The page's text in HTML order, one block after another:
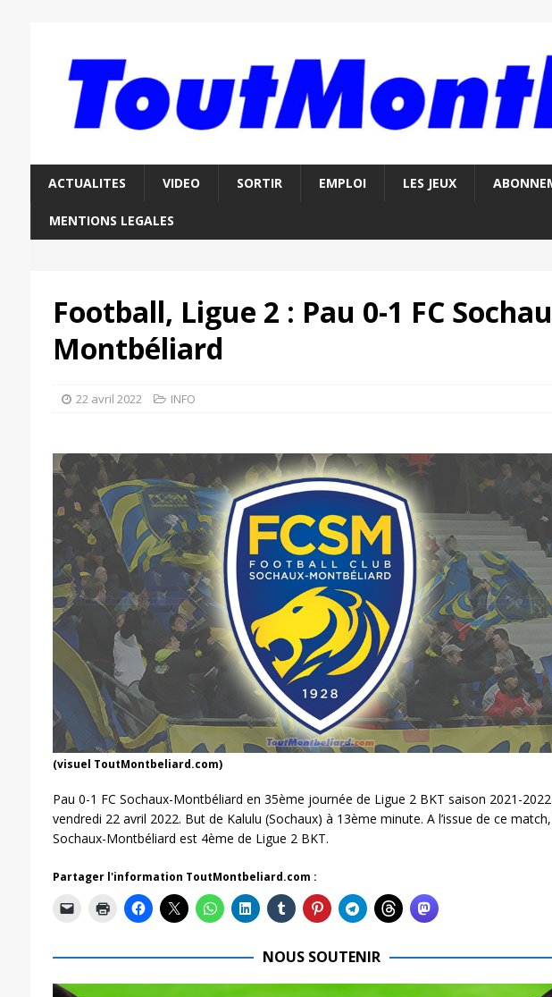
ACTUALITES VIDEO SORTIR EMPLOI LES JEUX
MENTIONS LEGALES
Football, Ligue 2 : Pau 0-1 FC
Montbéliard
22 avril 2022 INFO
(visuel ToutMontbeliard.com)
Pau 0-1 FC Sochaux-Montbéliard en 35ème journée de Ligue 2 BKT saison 2021-
vendredi 22 avril 2022. But de Kalulu (Sochaux) à 13ème minute. A l’issue de ce
Sochaux-Montbéliard est 4ème de Ligue 2 BKT.
Partager l'information ToutMontbeliard.com :
NOUS SOUTENIR